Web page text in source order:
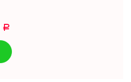
Р